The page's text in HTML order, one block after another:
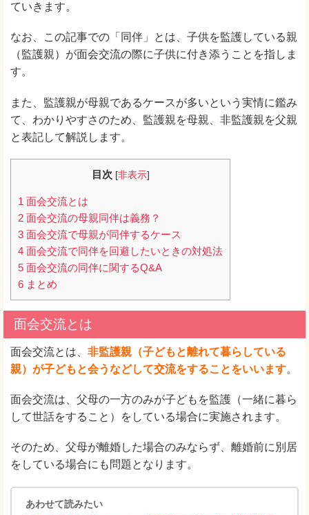
ていきます。
なお、この記事での「同伴」とは、子供を監護している親
（監護親）が面会交流の際に子供に付き添うことを指しま
す。
また、監護親が母親であるケースが多いという実情に鑑み
て、わかりやすさのため、監護親を母親、非監護親を父親
と表記して解説します。
目次 [非表示]
1 面会交流とは
2 面会交流の母親同伴は義務？
3 面会交流で母親が同伴するケース
4 面会交流で同伴を回避したいときの対処法
5 面会交流の同伴に関するQ&A
6 まとめ
面会交流とは
面会交流とは、 非監護親（子どもと離れて暮らしている
親）が子どもと会うなどして交流をすることをいいます。
面会交流は、父母の一方のみが子どもを監護（一緒に暮ら
して世話をすること）をしている場合に実施されます。
そのため、父母が離婚した場合のみならず、離婚前に別居
をしている場合にも問題となります。
あわせて読みたい